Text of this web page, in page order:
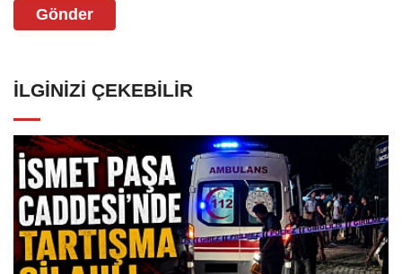
Gönder
İLGINIZI ÇEKEBILIR